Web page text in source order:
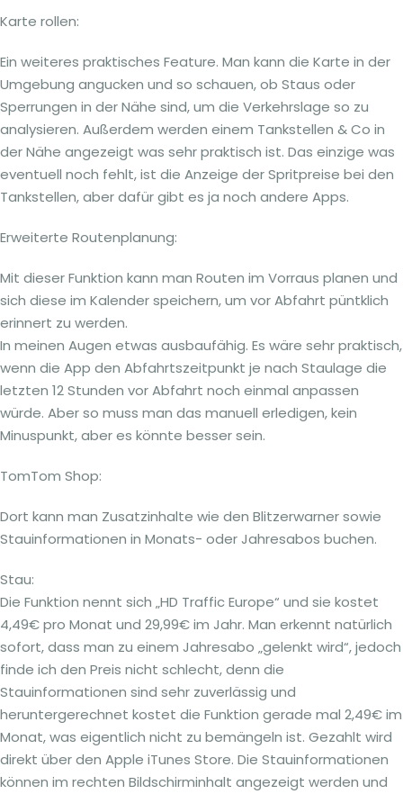
Karte rollen:
Ein weiteres praktisches Feature. Man kann die Karte in der
Umgebung angucken und so schauen, ob Staus oder
Sperrungen in der Nähe sind, um die Verkehrslage so zu
analysieren. Außerdem werden einem Tankstellen & Co in
der Nähe angezeigt was sehr praktisch ist. Das einzige was
eventuell noch fehlt, ist die Anzeige der Spritpreise bei den
Tankstellen, aber dafür gibt es ja noch andere Apps.
Erweiterte Routenplanung:
Mit dieser Funktion kann man Routen im Vorraus planen und
sich diese im Kalender speichern, um vor Abfahrt püntklich
erinnert zu werden.
In meinen Augen etwas ausbaufähig. Es wäre sehr praktisch,
wenn die App den Abfahrtszeitpunkt je nach Staulage die
letzten 12 Stunden vor Abfahrt noch einmal anpassen
würde. Aber so muss man das manuell erledigen, kein
Minuspunkt, aber es könnte besser sein.
TomTom Shop:
Dort kann man Zusatzinhalte wie den Blitzerwarner sowie
Stauinformationen in Monats- oder Jahresabos buchen.
Stau:
Die Funktion nennt sich „HD Traffic Europe“ und sie kostet
4,49€ pro Monat und 29,99€ im Jahr. Man erkennt natürlich
sofort, dass man zu einem Jahresabo „gelenkt wird“, jedoch
finde ich den Preis nicht schlecht, denn die
Stauinformationen sind sehr zuverlässig und
heruntergerechnet kostet die Funktion gerade mal 2,49€ im
Monat, was eigentlich nicht zu bemängeln ist. Gezahlt wird
direkt über den Apple iTunes Store. Die Stauinformationen
können im rechten Bildschirminhalt angezeigt werden und